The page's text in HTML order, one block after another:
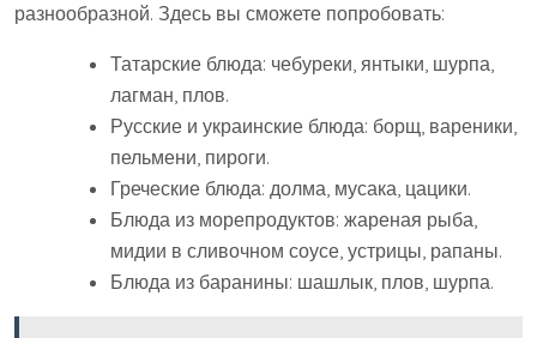
разнообразной. Здесь вы сможете попробовать:
Татарские блюда: чебуреки‚ янтыки‚ шурпа‚
лагман‚ плов.
Русские и украинские блюда: борщ‚ вареники‚
пельмени‚ пироги.
Греческие блюда: долма‚ мусака‚ цацики.
Блюда из морепродуктов: жареная рыба‚
мидии в сливочном соусе‚ устрицы‚ рапаны.
Блюда из баранины: шашлык‚ плов‚ шурпа.